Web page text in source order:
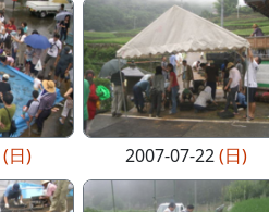
(日) 2007-07-22(日)